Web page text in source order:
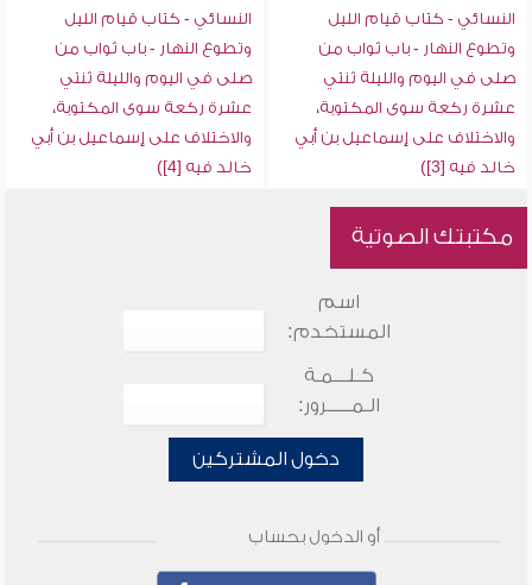
النسائي - كتاب قيام الليل
وتطوع النهار - باب ثواب من
صلى في اليوم والليلة ثنتي
عشرة ركعة سوى المكتوبة،
والاختلاف على إسماعيل بن أبي
خالد فيه [3])
النسائي - كتاب قيام الليل
وتطوع النهار - باب ثواب من
صلى في اليوم والليلة ثنتي
عشرة ركعة سوى المكتوبة،
والاختلاف على إسماعيل بن أبي
خالد فيه [4])
مكتبتك الصوتية
اسم
المستخدم:
كـلـــمـة
الـمـــــرور:
دخول المشتركين
أو الدخول بحساب